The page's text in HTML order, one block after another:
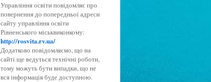
Управління освіти повідомляє про
повернення до попередньої адреси
сайту управління освіти
Рівненського міськвиконкому:
http://rosvita.rv.ua/
Додатково повідомляємо, що на
сайті ще ведуться технічні роботи,
тому можуть бути випадки, що не
вся інформація буде доступною.